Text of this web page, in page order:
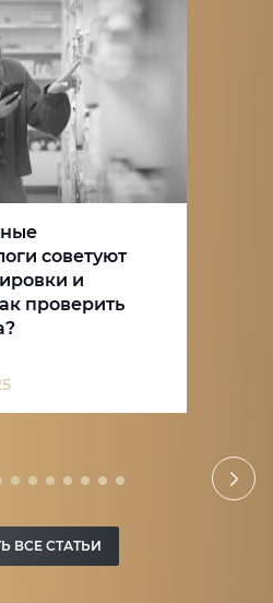
советуют
и
проверить
ВСЕ СТАТЬИ